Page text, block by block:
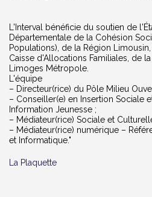
L'Interval bénéficie du soutien de
Départementale de la Cohésion
Populations), de la Région
Caisse d'Allocations Familiales, de
Limoges Métropole.
L'équipe
– Directeur(rice) du Pôle Milieu
– Conseiller(e) en Insertion Sociale
Information Jeunesse ;
– Médiateur(rice) Sociale et
– Médiateur(rice) numérique –
et Informatique."
La Plaquette